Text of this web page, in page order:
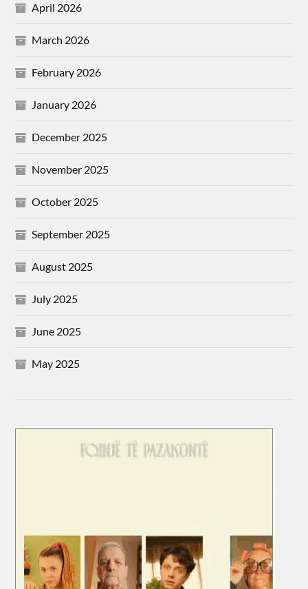
April 2026
March 2026
February 2026
January 2026
December 2025
November 2025
October 2025
September 2025
August 2025
July 2025
June 2025
May 2025